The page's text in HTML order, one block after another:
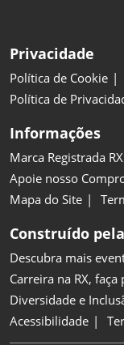
Privacidade
Política de Cookie
Política de
Informações
Marca Registrada RX
Apoie nosso
Mapa do Site
Construído
Descubra mais
Carreira na RX,
Diversidade e
Acessibilidade